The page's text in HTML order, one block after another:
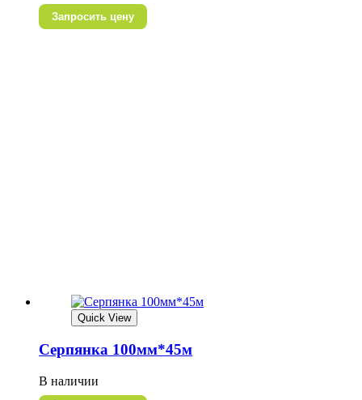
Запросить цену
Quick View
Серпянка 100мм*45м
В наличии